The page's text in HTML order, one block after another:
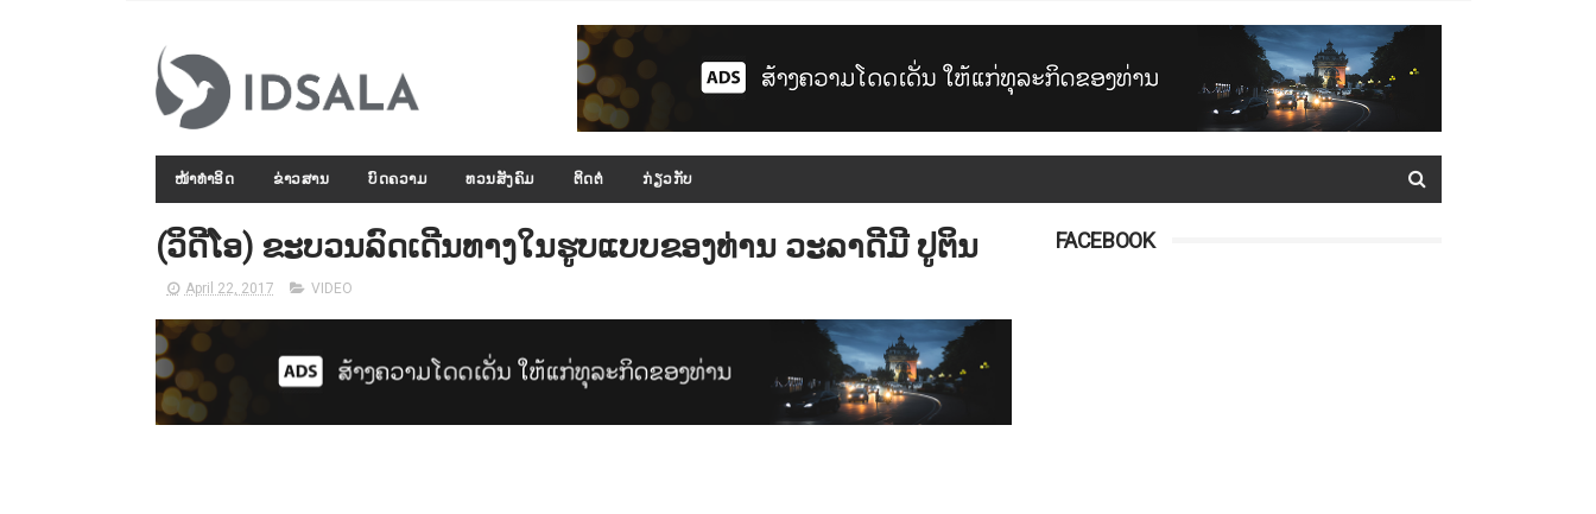
ໜ້າທຳອິດ ຂ່າວສານ ບົດຄວາມ ທວນສັງຄົມ ຕິດຕໍ່ ກ່ຽວກັບ
(ວິດີໂອ) ຂະບວນລົດເດີນທາງໃນຮູບແບບຂອງທ່ານ ວະລາດີມີ ປູຕິນ
April 22, 2017 VIDEO
FACEBOOK